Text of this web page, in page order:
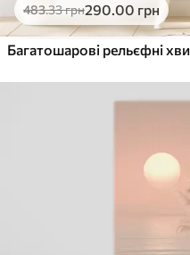
483.33грн290.00 грн